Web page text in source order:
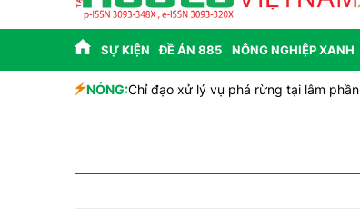
SỰ KIỆN ĐỀ ÁN 885 NÔNG NGHIỆP XANH
NÓNG:Chỉ đạo xử lý vụ phá rừng tại lâm